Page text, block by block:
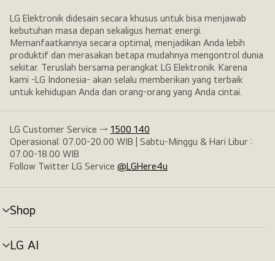
LG Elektronik didesain secara khusus untuk bisa menjawab
kebutuhan masa depan sekaligus hemat energi.
Memanfaatkannya secara optimal, menjadikan Anda lebih
produktif dan merasakan betapa mudahnya mengontrol dunia
sekitar. Teruslah bersama perangkat LG Elektronik. Karena
kami -LG Indonesia- akan selalu memberikan yang terbaik
untuk kehidupan Anda dan orang-orang yang Anda cintai.
LG Customer Service → 1500 140
Operasional: 07.00-20.00 WIB | Sabtu-Minggu & Hari Libur :
07.00-18.00 WIB
Follow Twitter LG Service @LGHere4u
Shop
tombol
menu
LG AI
tombol